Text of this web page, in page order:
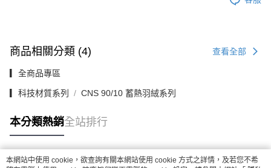
商品相關分類 (4) 查看全部
▎全商品專區
▎科技材質系列 CNS 90/10 蓄熱羽絨系列
本分類熱銷全站排行
本網站中使用 cookie，欲查詢有關本網站使用 cookie 方式之詳情，及若您不希